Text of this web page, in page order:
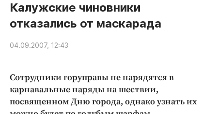
Новости компаний
Статьи
Народные новости
Благоустройство
Криминал
Культура
Калужские чиновники
отказались от маскарада
04.09.2007, 12:43
Сотрудники горуправы не нарядятся в
карнавальные наряды на шествии,
посвященном Дню города, однако узнать их